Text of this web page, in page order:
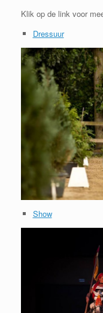
Klik op de link voor
Dressuur
Show